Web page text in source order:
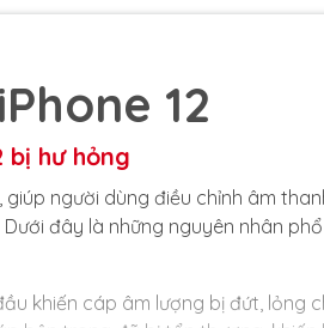
12
bị hư hỏng
người dùng điều chỉnh âm
đây là những nguyên nhân
khiến cáp âm lượng bị đứt, lỏng